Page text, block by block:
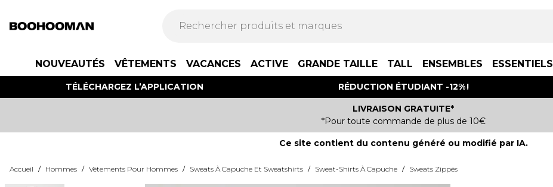
NOUVEAUTÉS VÊTEMENTS VACANCES ACTIVE GRANDE TAILLE TALL ENSEMBLES ESSENTIELS
TÉLÉCHARGEZ L’APPLICATION RÉDUCTION ÉTUDIANT -12% !
LIVRAISON GRATUITE*
*Pour toute commande de plus de 10€
Ce site contient du contenu généré ou modifié par IA.
Accueil / Hommes / Vêtements Pour Hommes / Sweats À Capuche Et Sweatshirts / Sweat-Shirts À Capuche / Sweats Zippés